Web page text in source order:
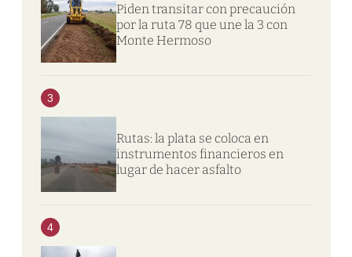
Piden transitar con precaución
por la ruta 78 que une la 3 con
Monte Hermoso
3
Rutas: la plata se coloca en
instrumentos financieros en
lugar de hacer asfalto
4